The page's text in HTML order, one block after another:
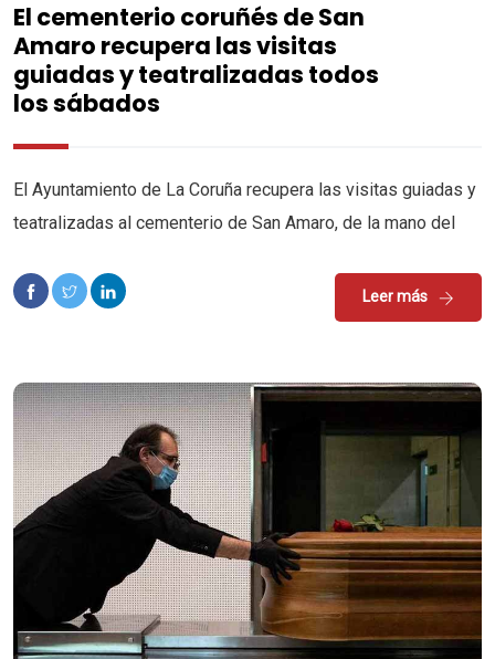
El cementerio coruñés de San
Amaro recupera las visitas
guiadas y teatralizadas todos
los sábados
El Ayuntamiento de La Coruña recupera las visitas guiadas y
teatralizadas al cementerio de San Amaro, de la mano del
Leer más